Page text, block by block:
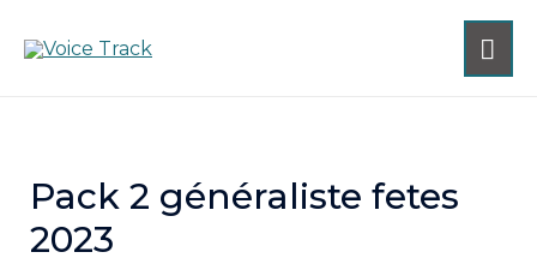
Pack 2 généraliste fetes
2023